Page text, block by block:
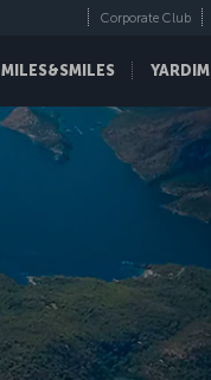
MILES&SMILES YARDIM
Corporate Club